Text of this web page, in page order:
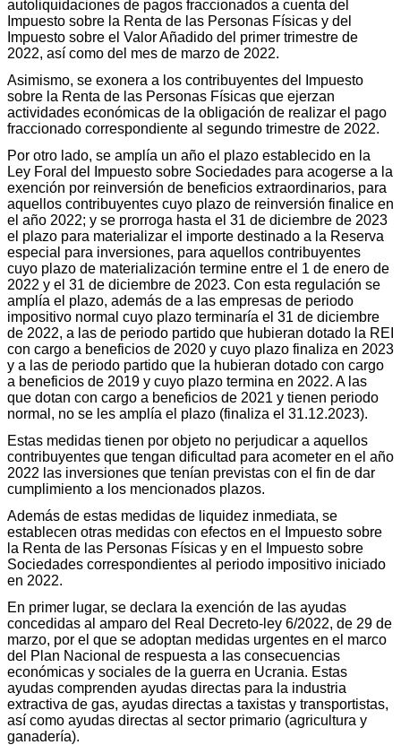
autoliquidaciones de pagos fraccionados a cuenta del
Impuesto sobre la Renta de las Personas Físicas y del
Impuesto sobre el Valor Añadido del primer trimestre de
2022, así como del mes de marzo de 2022.
Asimismo, se exonera a los contribuyentes del Impuesto
sobre la Renta de las Personas Físicas que ejerzan
actividades económicas de la obligación de realizar el pago
fraccionado correspondiente al segundo trimestre de 2022.
Por otro lado, se amplía un año el plazo establecido en la
Ley Foral del Impuesto sobre Sociedades para acogerse a la
exención por reinversión de beneficios extraordinarios, para
aquellos contribuyentes cuyo plazo de reinversión finalice en
el año 2022; y se prorroga hasta el 31 de diciembre de 2023
el plazo para materializar el importe destinado a la Reserva
especial para inversiones, para aquellos contribuyentes
cuyo plazo de materialización termine entre el 1 de enero de
2022 y el 31 de diciembre de 2023. Con esta regulación se
amplía el plazo, además de a las empresas de periodo
impositivo normal cuyo plazo terminaría el 31 de diciembre
de 2022, a las de periodo partido que hubieran dotado la REI
con cargo a beneficios de 2020 y cuyo plazo finaliza en 2023
y a las de periodo partido que la hubieran dotado con cargo
a beneficios de 2019 y cuyo plazo termina en 2022. A las
que dotan con cargo a beneficios de 2021 y tienen periodo
normal, no se les amplía el plazo (finaliza el 31.12.2023).
Estas medidas tienen por objeto no perjudicar a aquellos
contribuyentes que tengan dificultad para acometer en el año
2022 las inversiones que tenían previstas con el fin de dar
cumplimiento a los mencionados plazos.
Además de estas medidas de liquidez inmediata, se
establecen otras medidas con efectos en el Impuesto sobre
la Renta de las Personas Físicas y en el Impuesto sobre
Sociedades correspondientes al periodo impositivo iniciado
en 2022.
En primer lugar, se declara la exención de las ayudas
concedidas al amparo del Real Decreto-ley 6/2022, de 29 de
marzo, por el que se adoptan medidas urgentes en el marco
del Plan Nacional de respuesta a las consecuencias
económicas y sociales de la guerra en Ucrania. Estas
ayudas comprenden ayudas directas para la industria
extractiva de gas, ayudas directas a taxistas y transportistas,
así como ayudas directas al sector primario (agricultura y
ganadería).